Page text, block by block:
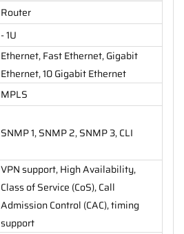
Router
- 1U
Ethernet, Fast Ethernet, Gigabit
Ethernet, 10 Gigabit Ethernet
MPLS
SNMP 1, SNMP 2, SNMP 3, CLI
VPN support, High Availability,
Class of Service (CoS), Call
Admission Control (CAC), timing
support